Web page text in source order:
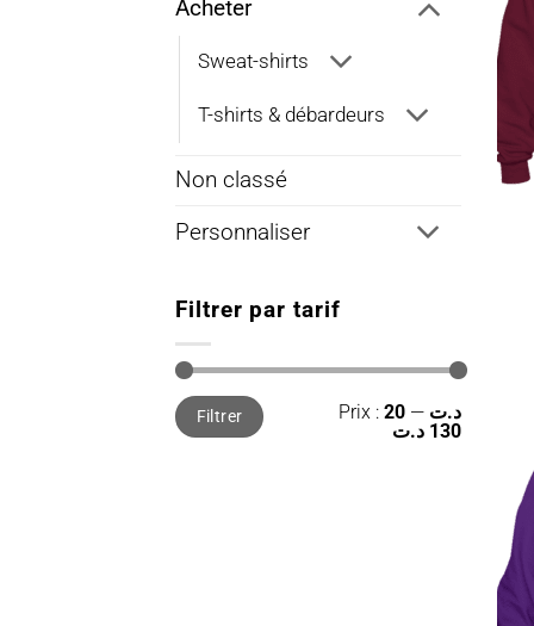
Acheter
Sweat-shirts
T-shirts & débardeurs
Non classé
Personnaliser
Filtrer par tarif
Prix
min
Prix
maxFiltrer Prix : 20 د.ت —
130 د.ت